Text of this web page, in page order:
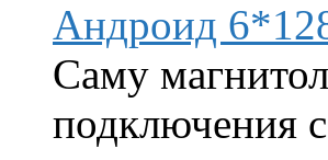
Андроид
Саму
подключения